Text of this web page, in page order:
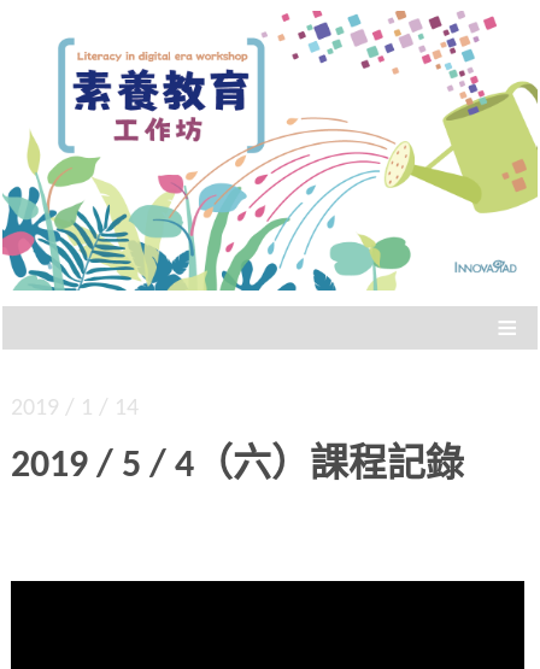
素養教育工作坊
Literacy in digital era workshop
≡
2019 / 1 / 14
2019 / 5 / 4（六）課程記錄